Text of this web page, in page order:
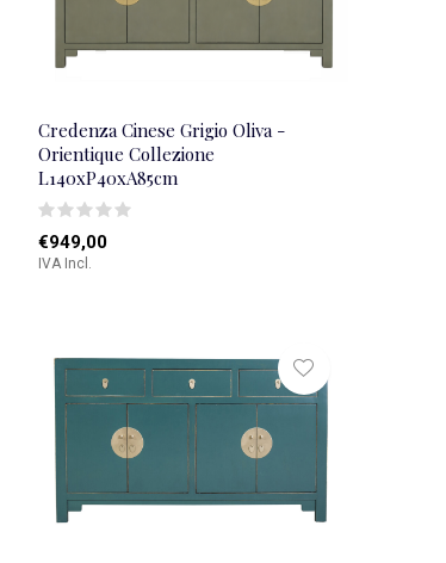
Credenza Cinese Grigio Oliva -
Orientique Collezione
L140xP40xA85cm
€949,00
IVA Incl.